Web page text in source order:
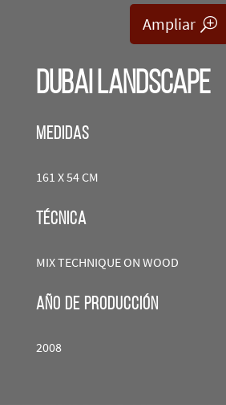
Ampliar
DUBAI LANDSCAPE
Medidas
161 X 54 CM
técnica
MIX TECHNIQUE ON WOOD
año de producción
2008